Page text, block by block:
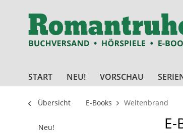
START NEU! VORSCHAU
Übersicht E-Books Weltenbrand
Neu!